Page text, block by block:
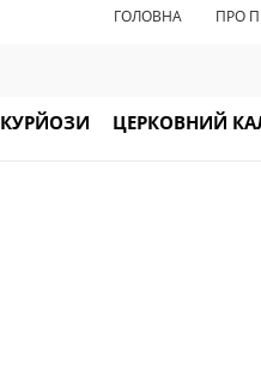
ГОЛОВНА ПРО
КУРЙОЗИ ЦЕРКОВНИЙ